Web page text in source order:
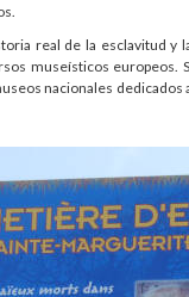
real de la esclavitud
museísticos
nacionales